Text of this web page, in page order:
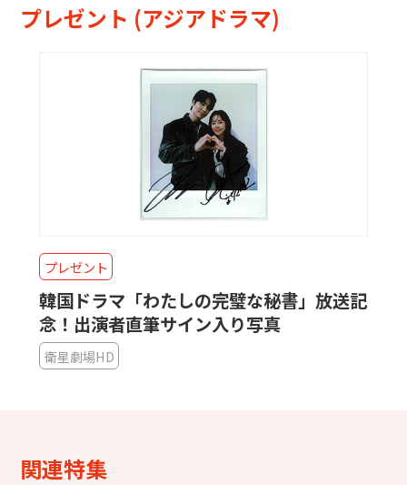
プレゼント (アジアドラマ)
プレゼント
韓国ドラマ「わたしの完璧な秘書」放送記
念！出演者直筆サイン入り写真
衛星劇場HD
関連特集